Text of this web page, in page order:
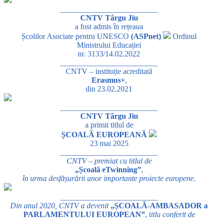
CNTV Târgu Jiu
a fost admis în rețeaua
Școlilor Asociate pentru UNESCO (ASPnet)
Ordinul
Ministrului Educației
nr. 3133/14.02.2022
CNTV – instituție acreditată
Erasmus+,
din 23.02.2021
CNTV Târgu Jiu
a primit titlul de
ȘCOALĂ EUROPEANĂ
23 mai 2025
CNTV – premiat cu titlul de
„Școală eTwinning”,
în urma desfășurării unor importante proiecte europene.
Din anul 2020, CNTV a devenit „ȘCOALĂ-AMBASADOR a
PARLAMENTULUI EUROPEAN”, titlu conferit de